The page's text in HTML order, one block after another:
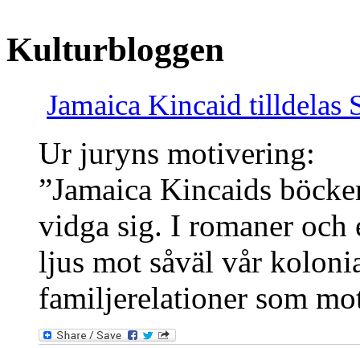
Kulturbloggen
Jamaica Kincaid tilldelas
Ur juryns motivering:
”Jamaica Kincaids
vidga sig. I romaner
ljus mot såväl vår
familjerelationer som